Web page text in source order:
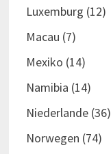
Luxemburg (12)
Macau (7)
Mexiko (14)
Namibia (14)
Niederlande(36)
Norwegen (74)